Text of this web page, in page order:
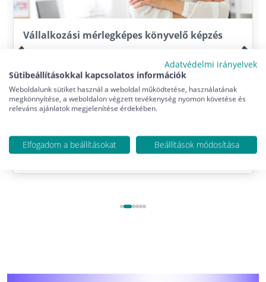
Vállalkozási mérlegképes könyvelő képzés
Válassza a végzettségének megfelelő
tanfolyamot!
Jelentkezés
Adatvédelmi irányelvek
Sütibeállításokkal kapcsolatos információk
Weboldalunk sütiket használ a weboldal működtetése, használatának
megkönnyítése, a weboldalon végzett tevékenység nyomon követése és
releváns ajánlatok megjelenítése érdekében.
Elfogadom a beállításokat Beállítások módosítása